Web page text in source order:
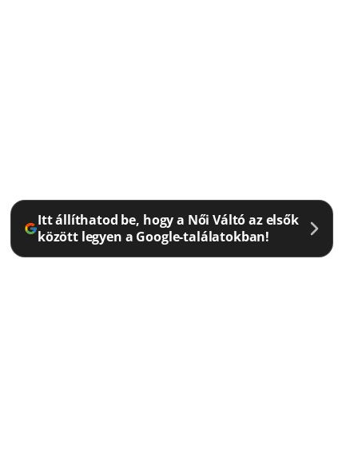
Itt állíthatod be, hogy a Női Váltó az elsők
között legyen a Google-találatokban!